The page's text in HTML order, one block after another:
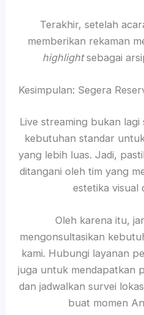
Terakhir, setelah
memberikan rekaman
highlightsebagai
Kesimpulan: Segera
Live streaming bukan
kebutuhan standar
yang lebih luas. Jadi,
ditangani oleh tim yang
estetika visual
Oleh karena itu,
mengonsultasikan
kami. Hubungi layanan
juga untuk mendapatkan
dan jadwalkan survei
buat momen